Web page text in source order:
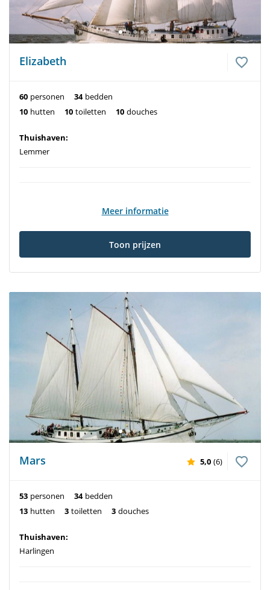
Elizabeth
60 personen 34 bedden
10 hutten 10 toiletten 10 douches
Thuishaven:
Lemmer
Meer informatie
Toon prijzen
Mars 5,0 (6)
53 personen 34 bedden
13 hutten 3 toiletten 3 douches
Thuishaven:
Harlingen